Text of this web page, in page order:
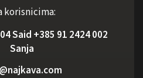
korisnicima:
Said +385 91 2424 002
Sanja